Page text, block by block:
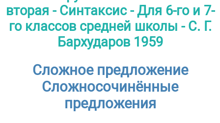
вторая - Синтаксис - Для 6-го и 7-
го классов средней школы - С. Г.
Бархударов 1959
Сложное предложение
Сложносочинённые
предложения